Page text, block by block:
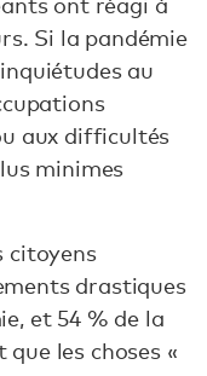
Si la pandémie
au
aux difficultés
minimes
citoyens
drastiques
et 54 % de la
les choses «